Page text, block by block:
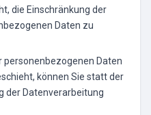
die Einschränkung der
Daten zu
personenbezogenen Daten
können Sie statt der
der Datenverarbeitung